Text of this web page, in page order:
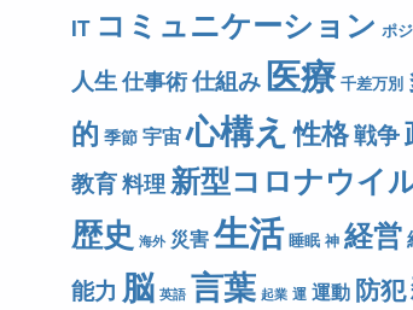
IT コミュニケーション ポ
人生仕事術仕組み医療 千差万別
的 季節 宇宙心構え 性格戦争
教育料理 新型コロナウイ
歴史 海外 災害生活 睡眠 神 経営
能力 脳 英語 言葉 起業 運 運動 防犯